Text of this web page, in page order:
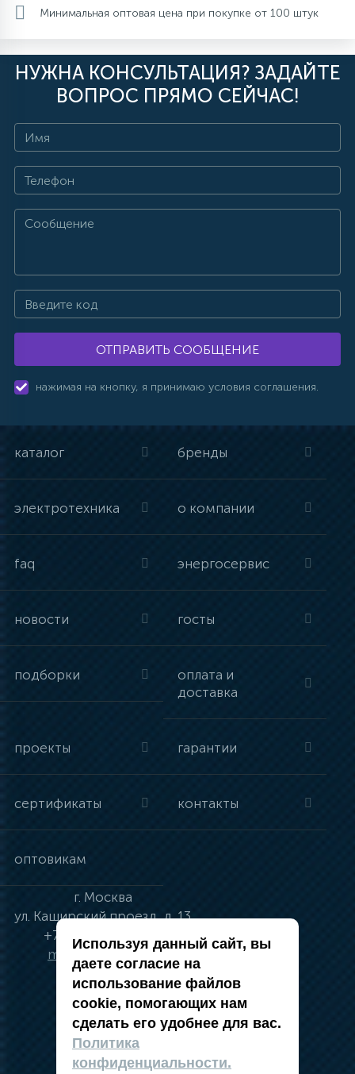
Минимальная оптовая цена при покупке от 100 штук
НУЖНА КОНСУЛЬТАЦИЯ? ЗАДАЙТЕ
ВОПРОС ПРЯМО СЕЙЧАС!
ОТПРАВИТЬ СООБЩЕНИЕ
нажимая на кнопку, я принимаю условия соглашения.
каталог бренды
электротехника о компании
faq энергосервис
новости госты
подборки
оплата и
доставка
проекты гарантии
сертификаты контакты
оптовикам
г. Москва
ул. Каширский проезд, д. 13
+7 (495) 134-41-83
moskva@vincci.ru
политика в отношении обработки
персональных данных
публичная оферта
Используя данный сайт, вы
даете согласие на
использование файлов
cookie, помогающих нам
сделать его удобнее для вас.
Политика
конфиденциальности.